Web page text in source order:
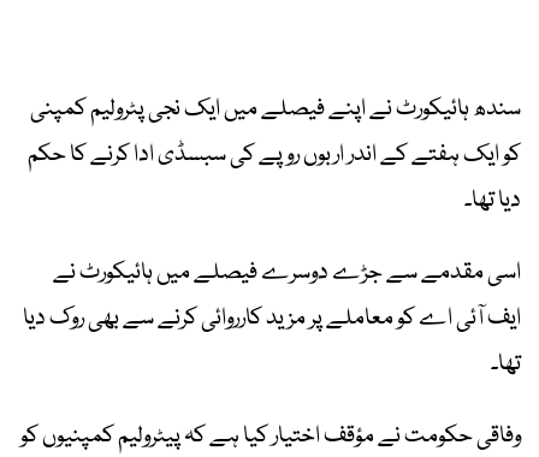
سندھ ہائیکورٹ نے اپنے فیصلے میں ایک نجی پٹرولیم کمپنی
کو ایک ہفتے کے اندر اربوں روپے کی سبسڈی ادا کرنے کا حکم
دیا تھا۔
اسی مقدمے سے جڑے دوسرے فیصلے میں ہائیکورٹ نے
ایف آئی اے کو معاملے پر مزید کارروائی کرنے سے بھی روک دیا
تھا۔
وفاقی حکومت نے مؤقف اختیار کیا ہے کہ پیٹرولیم کمپنیوں کو